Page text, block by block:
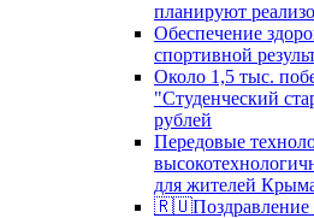
планируют
Обеспечение
спортивной
Около 1,5 тыс.
"Студенческий
рублей
Передовые
для жителей
🇷🇺Поздравление